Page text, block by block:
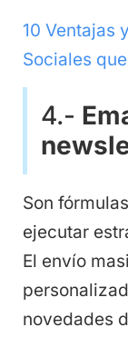
10 Ventajas
Sociales
4.-
Son
ejecutar
El envío
novedades